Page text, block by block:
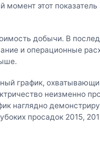
этот показатель
добычи. В
и операционные
график,
неизменно
наглядно
просадок 2015,